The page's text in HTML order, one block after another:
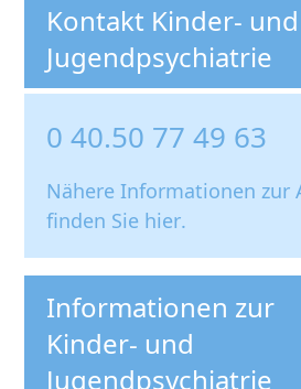
Kontakt Kinder- und
Jugendpsychiatrie
0 40.50 77 49 63
Nähere Informationen zur
finden Sie hier.
Informationen zur
Kinder- und
Jugendpsychiatrie